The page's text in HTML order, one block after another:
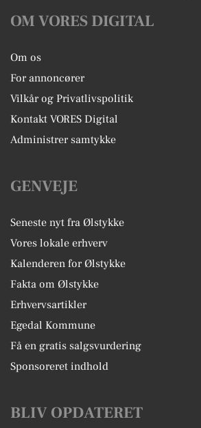
OM VORES DIGITAL
Om os
For annoncører
Vilkår og Privatlivspolitik
Kontakt VORES Digital
Administrer samtykke
GENVEJE
Seneste nyt fra Ølstykke
Vores lokale erhverv
Kalenderen for Ølstykke
Fakta om Ølstykke
Erhvervsartikler
Egedal Kommune
Få en gratis salgsvurdering
Sponsoreret indhold
BLIV OPDATERET